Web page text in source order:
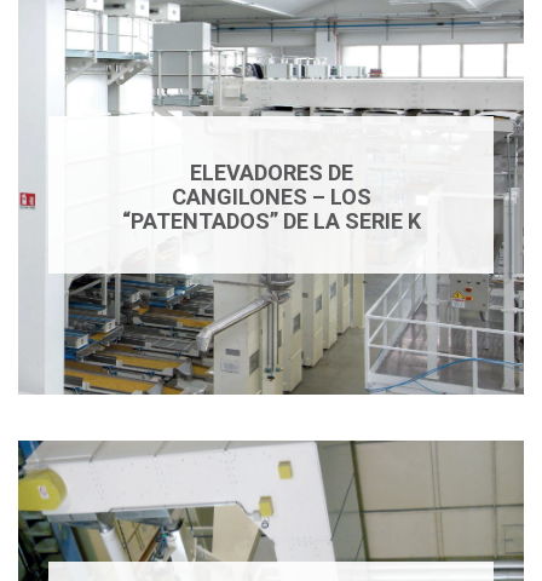
ELEVADORES DE
CANGILONES – LOS
“PATENTADOS” DE LA SERIE K